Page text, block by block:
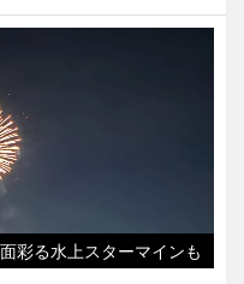
彩る水上スターマインも